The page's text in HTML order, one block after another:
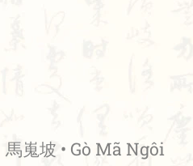
馬嵬坡 • Gò Mã Ngôi